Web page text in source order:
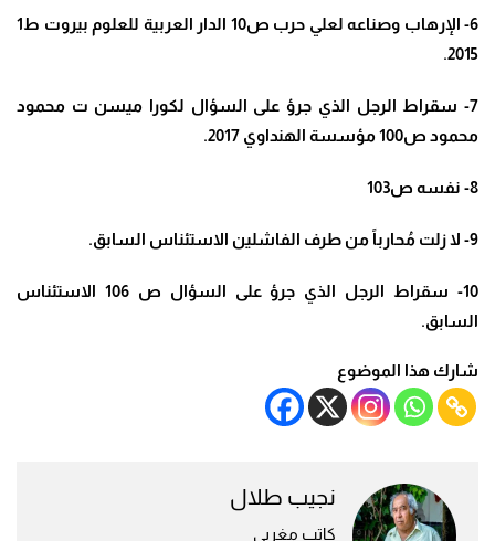
6- الإرهاب وصناعه لعلي حرب ص10 الدار العربية للعلوم بيروت ط1
2015.
7- سقراط الرجل الذي جرؤ على السؤال لكورا ميسن ت محمود
محمود ص100 مؤسسة الهنداوي 2017.
8- نفسه ص103
9- لا زلت مُحارباً من طرف الفاشلين الاستئناس السابق.
10- سقراط الرجل الذي جرؤ على السؤال ص 106 الاستئناس
السابق.
شارك هذا الموضوع
نجيب طلال
كاتب مغربي